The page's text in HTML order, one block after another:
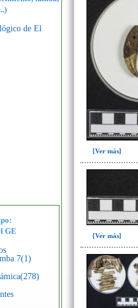
de El
GE
7(1)
[Ver más]
[Ver más]